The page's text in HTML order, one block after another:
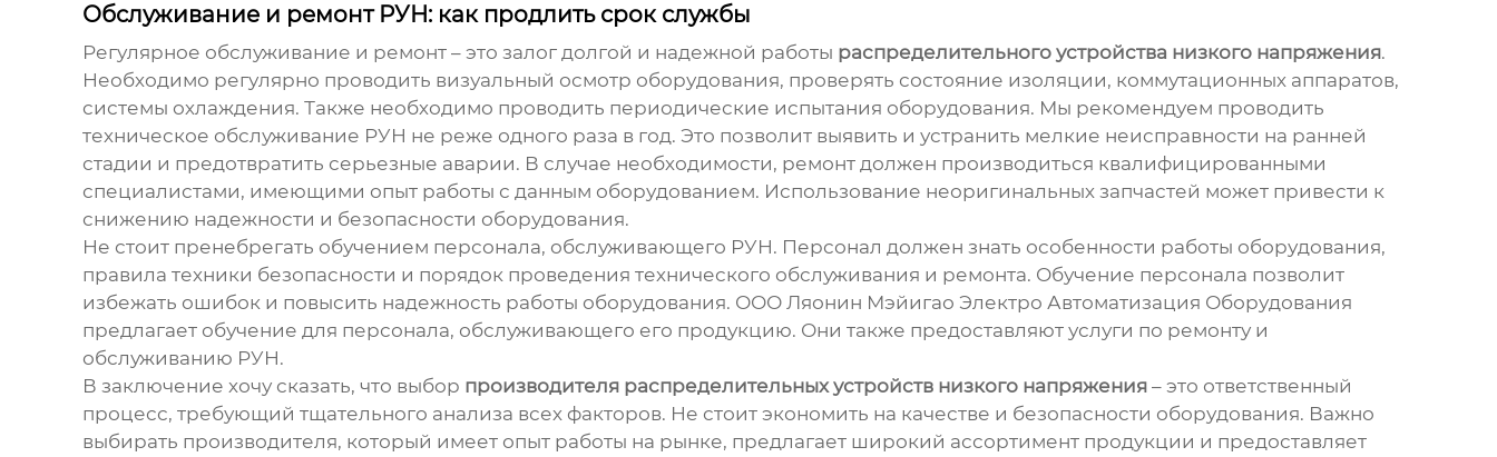
Обслуживание и ремонт РУН: как продлить срок службы
Регулярное обслуживание и ремонт – это залог долгой и надежной работы распределительного устройства низкого напряжения.
Необходимо регулярно проводить визуальный осмотр оборудования, проверять состояние изоляции, коммутационных аппаратов,
системы охлаждения. Также необходимо проводить периодические испытания оборудования. Мы рекомендуем проводить
техническое обслуживание РУН не реже одного раза в год. Это позволит выявить и устранить мелкие неисправности на ранней
стадии и предотвратить серьезные аварии. В случае необходимости, ремонт должен производиться квалифицированными
специалистами, имеющими опыт работы с данным оборудованием. Использование неоригинальных запчастей может привести к
снижению надежности и безопасности оборудования.
Не стоит пренебрегать обучением персонала, обслуживающего РУН. Персонал должен знать особенности работы оборудования,
правила техники безопасности и порядок проведения технического обслуживания и ремонта. Обучение персонала позволит
избежать ошибок и повысить надежность работы оборудования. ООО Ляонин Мэйигао Электро Автоматизация Оборудования
предлагает обучение для персонала, обслуживающего его продукцию. Они также предоставляют услуги по ремонту и
обслуживанию РУН.
В заключение хочу сказать, что выбор производителя распределительных устройств низкого напряжения– это ответственный
процесс, требующий тщательного анализа всех факторов. Не стоит экономить на качестве и безопасности оборудования. Важно
выбирать производителя, который имеет опыт работы на рынке, предлагает широкий ассортимент продукции и предоставляет